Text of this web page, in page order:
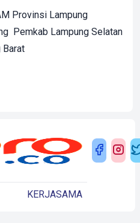
Provinsi Lampung
Pemkab Lampung Selatan
Barat
KERJASAMA